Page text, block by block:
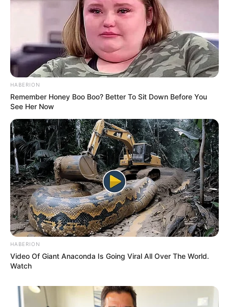
CINA PAMERKAN ‘JIU TIAN’: DRONE KOMBATAN
10 TON DENGAN DESAIN ‘KAWIN SILANG’ RQ-4 GLOBAL
HAWK DAN MQ-9 REAPER
No Comments|Nov 15, 2024
FOLLOW US ON:
HABERION
Remember Honey Boo Boo? Better To Sit Down Before You
See Her Now
HABERION
Video Of Giant Anaconda Is Going Viral All Over The World.
Watch